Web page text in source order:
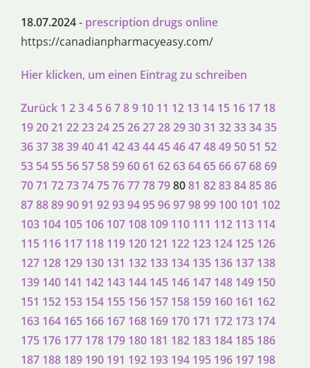
18.07.2024- prescription drugs online
https://canadianpharmacyeasy.com/
Hier klicken, um einen Eintrag zu schreiben
Zurück 1 234 56789 10 11 12 13 14 15 16 17 18
192021 22232425262728293031 32333435
363738394041 4243444546474849 50 51 52
53 54 55 56 57 58 596061 6263646566676869
7071 72737475767778798081 8283848586
8788899091 9293949596979899 100 101 102
103 104 105 106 107 108 109 110 111 112 113 114
115 116 117 118 119 120 121 122 123 124 125 126
127 128 129 130 131 132 133 134 135 136 137 138
139 140 141 142 143 144 145 146 147 148 149 150
151 152 153 154 155 156 157 158 159 160 161 162
163 164 165 166 167 168 169 170 171 172 173 174
175 176 177 178 179 180 181 182 183 184 185 186
187 188 189 190 191 192 193 194 195 196 197 198